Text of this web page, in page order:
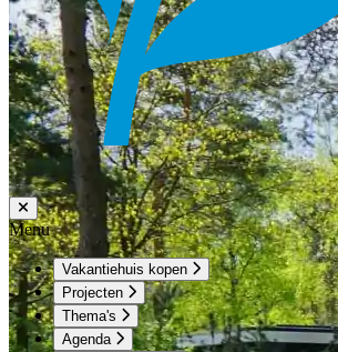
Menu
Vakantiehuis kopen
Projecten
Thema's
Agenda